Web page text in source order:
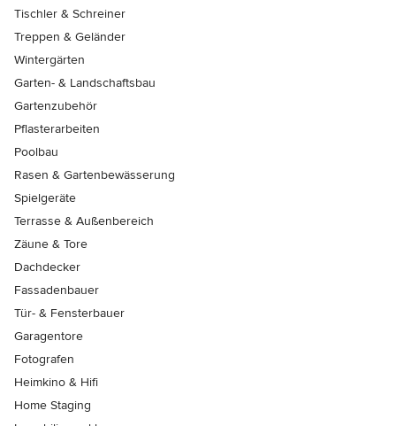
Tischler & Schreiner
Treppen & Geländer
Wintergärten
Garten- & Landschaftsbau
Gartenzubehör
Pflasterarbeiten
Poolbau
Rasen & Gartenbewässerung
Spielgeräte
Terrasse & Außenbereich
Zäune & Tore
Dachdecker
Fassadenbauer
Tür- & Fensterbauer
Garagentore
Fotografen
Heimkino & Hifi
Home Staging